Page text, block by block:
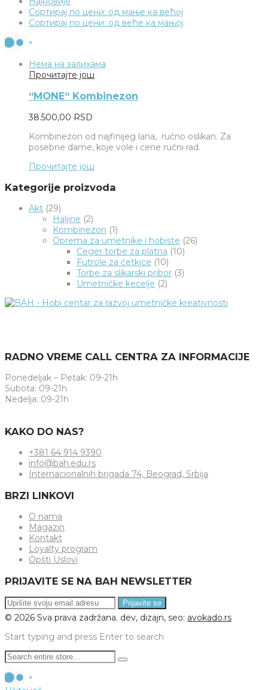
Сортирај по цени: од мање ка већој
Сортирај по цени: од веће ка мањој
Нема на залихама
Прочитајте још
“MONE“ Kombinezon
38.500,00 RSD
Kombinezon od najfinijeg lana, ručno oslikan. Za
posebne dame, koje vole i cene ručni rad.
Прочитајте још
Kategorije proizvoda
Akt (29)
Haljine (2)
Kombinezon (1)
Oprema za umetnike i hobiste (26)
Ceger torbe za platna (10)
Futrole za četkice (10)
Torbe za slikarski pribor (3)
Umetničke kecelje (2)
RADNO VREME CALL CENTRA ZA INFORMACIJE
Ponedeljak – Petak: 09-21h
Subota: 09-21h
Nedelja: 09-21h
KAKO DO NAS?
+381 64 914 9390
info@bah.edu.rs
Internacionalnih brigada 74, Beograd, Srbija
BRZI LINKOVI
O nama
Magazin
Kontakt
Loyalty program
Opšti Uslovi
PRIJAVITE SE NA BAH NEWSLETTER
Prijavite se
© 2026 Sva prava zadržana. dev, dizajn, seo: avokado.rs
Start typing and press Enter to search